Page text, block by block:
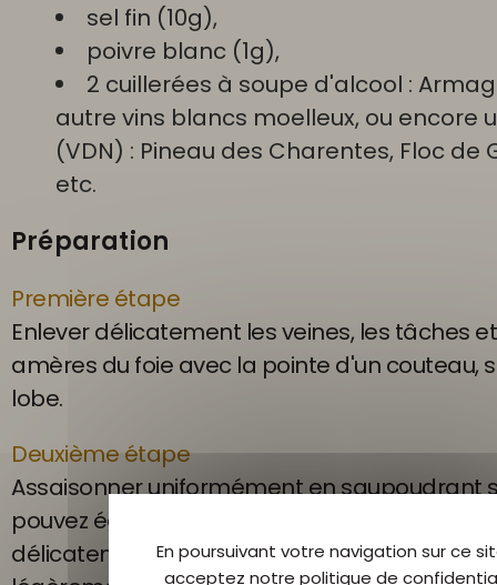
sel fin (10g),
poivre blanc (1g),
2 cuillerées à soupe d'alcool :
autre vins blancs moelleux, ou encore
(VDN) : Pineau des Charentes, Floc de
etc.
Préparation
Première étape
Enlever délicatement les veines, les tâches
amères du foie avec la pointe d'un couteau,
lobe.
Deuxième étape
Assaisonner uniformément en saupoudrant
pouvez également ajouter 1g de sucre.
délicatement dans une terrine en terre cuite
En poursuivant votre navigation sur ce
acceptez notre politique de